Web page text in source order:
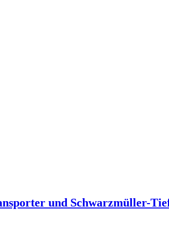
und Schwarzmüller-